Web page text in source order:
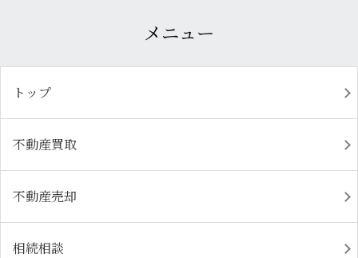
メニュー
トップ
不動産買取
不動産売却
相続相談